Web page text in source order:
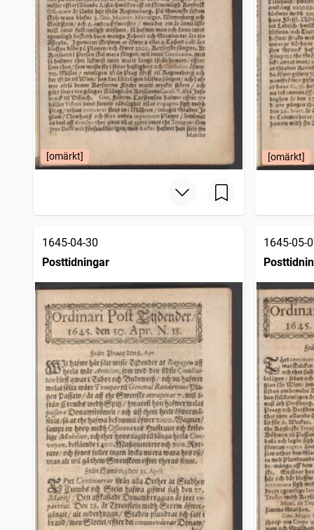
[omärkt] [omärkt]
1645-04-30
Posttidningar
1645-05-